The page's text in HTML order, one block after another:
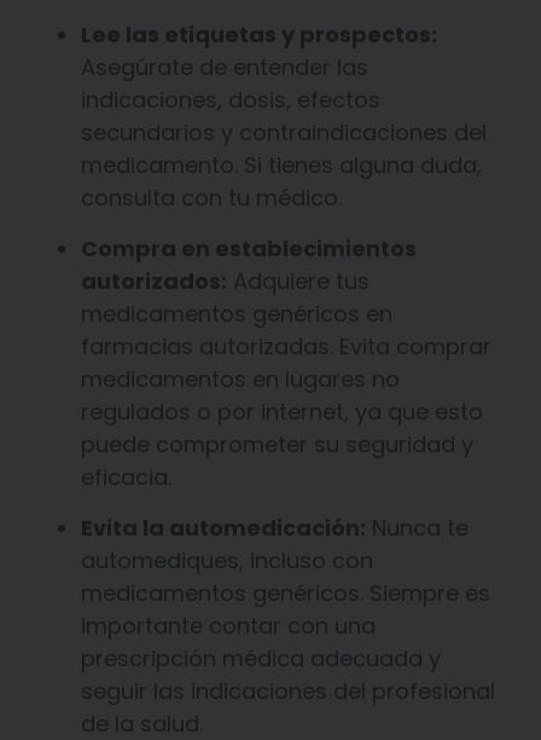
Lee las etiquetas y prospectos:
Asegúrate de entender las
indicaciones, dosis, efectos
secundarios y contraindicaciones del
medicamento. Si tienes alguna duda,
consulta con tu médico.
Compra en establecimientos
autorizados: Adquiere tus
medicamentos genéricos en
farmacias autorizadas. Evita comprar
medicamentos en lugares no
regulados o por internet, ya que esto
puede comprometer su seguridad y
eficacia.
Evita la automedicación: Nunca te
automediques, incluso con
medicamentos genéricos. Siempre es
importante contar con una
prescripción médica adecuada y
seguir las indicaciones del profesional
de la salud.